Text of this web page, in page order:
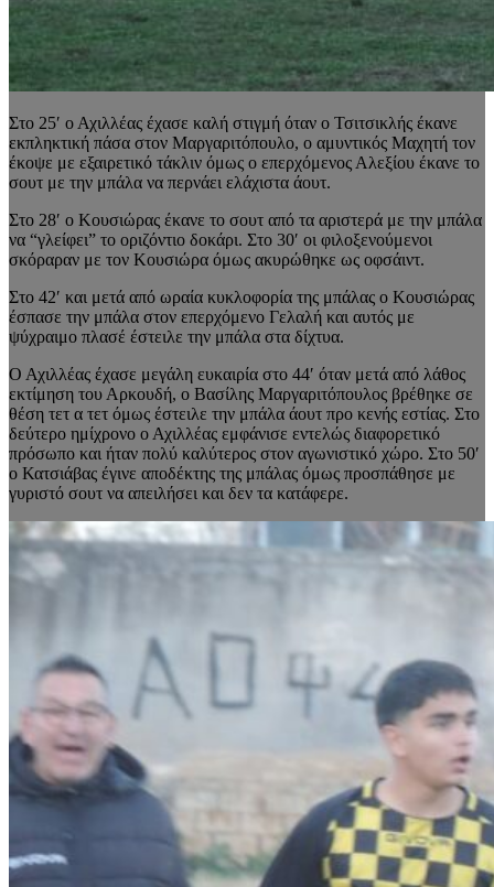
Στο 25′ ο Αχιλλέας έχασε καλή στιγμή όταν ο Τσιτσικλής έκανε
εκπληκτική πάσα στον Μαργαριτόπουλο, ο αμυντικός Μαχητή τον
έκοψε με εξαιρετικό τάκλιν όμως ο επερχόμενος Αλεξίου έκανε το
σουτ με την μπάλα να περνάει ελάχιστα άουτ.
Στο 28′ ο Κουσιώρας έκανε το σουτ από τα αριστερά με την μπάλα
να “γλείφει” το οριζόντιο δοκάρι. Στο 30′ οι φιλοξενούμενοι
σκόραραν με τον Κουσιώρα όμως ακυρώθηκε ως οφσάιντ.
Στο 42′ και μετά από ωραία κυκλοφορία της μπάλας ο Κουσιώρας
έσπασε την μπάλα στον επερχόμενο Γελαλή και αυτός με
ψύχραιμο πλασέ έστειλε την μπάλα στα δίχτυα.
Ο Αχιλλέας έχασε μεγάλη ευκαιρία στο 44′ όταν μετά από λάθος
εκτίμηση του Αρκουδή, ο Βασίλης Μαργαριτόπουλος βρέθηκε σε
θέση τετ α τετ όμως έστειλε την μπάλα άουτ προ κενής εστίας. Στο
δεύτερο ημίχρονο ο Αχιλλέας εμφάνισε εντελώς διαφορετικό
πρόσωπο και ήταν πολύ καλύτερος στον αγωνιστικό χώρο. Στο 50′
ο Κατσιάβας έγινε αποδέκτης της μπάλας όμως προσπάθησε με
γυριστό σουτ να απειλήσει και δεν τα κατάφερε.